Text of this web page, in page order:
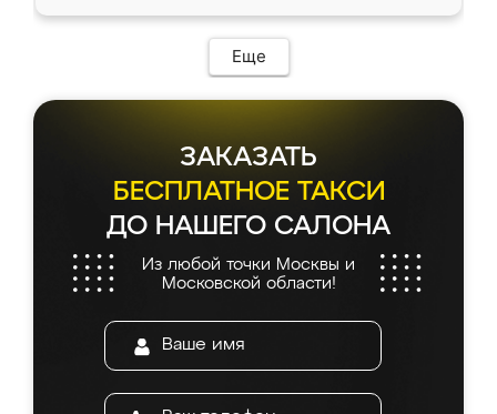
Еще
ЗАКАЗАТЬ
БЕСПЛАТНОЕ ТАКСИ
ДО НАШЕГО САЛОНА
Из любой точки Москвы и
Московской области!